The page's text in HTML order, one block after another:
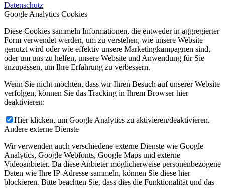
Datenschutz
Google Analytics Cookies
Diese Cookies sammeln Informationen, die entweder in aggregierter
Form verwendet werden, um zu verstehen, wie unsere Website
genutzt wird oder wie effektiv unsere Marketingkampagnen sind,
oder um uns zu helfen, unsere Website und Anwendung für Sie
anzupassen, um Ihre Erfahrung zu verbessern.
Wenn Sie nicht möchten, dass wir Ihren Besuch auf unserer Website
verfolgen, können Sie das Tracking in Ihrem Browser hier
deaktivieren:
Hier klicken, um Google Analytics zu aktivieren/deaktivieren.
Andere externe Dienste
Wir verwenden auch verschiedene externe Dienste wie Google
Analytics, Google Webfonts, Google Maps und externe
Videoanbieter. Da diese Anbieter möglicherweise personenbezogene
Daten wie Ihre IP-Adresse sammeln, können Sie diese hier
blockieren. Bitte beachten Sie, dass dies die Funktionalität und das